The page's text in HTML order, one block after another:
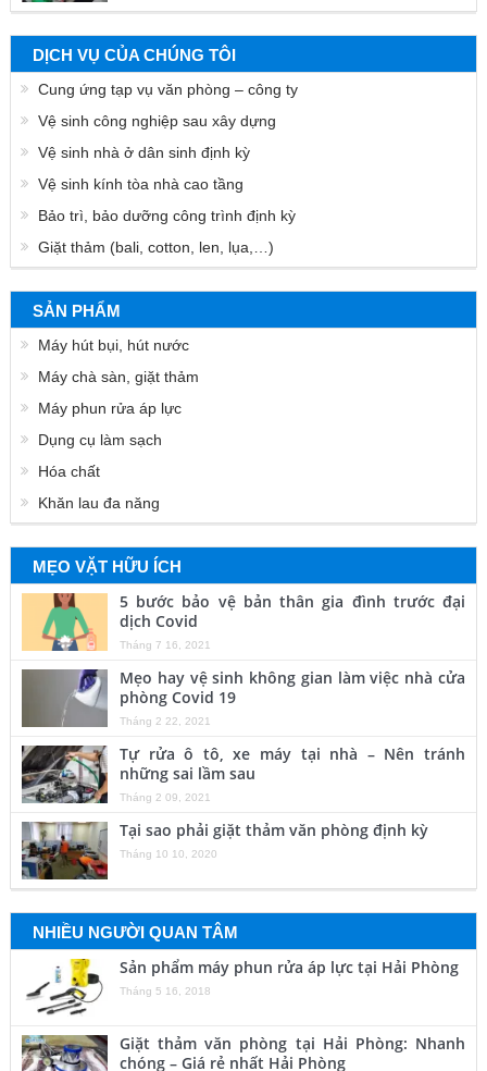
DỊCH VỤ CỦA CHÚNG TÔI
Cung ứng tạp vụ văn phòng – công ty
Vệ sinh công nghiệp sau xây dựng
Vệ sinh nhà ở dân sinh định kỳ
Vệ sinh kính tòa nhà cao tầng
Bảo trì, bảo dưỡng công trình định kỳ
Giặt thảm (bali, cotton, len, lụa,…)
SẢN PHẨM
Máy hút bụi, hút nước
Máy chà sàn, giặt thảm
Máy phun rửa áp lực
Dụng cụ làm sạch
Hóa chất
Khăn lau đa năng
MẸO VẶT HỮU ÍCH
5 bước bảo vệ bản thân gia đình trước đại
dịch Covid
Tháng 7 16, 2021
Mẹo hay vệ sinh không gian làm việc nhà cửa
phòng Covid 19
Tháng 2 22, 2021
Tự rửa ô tô, xe máy tại nhà – Nên tránh
những sai lầm sau
Tháng 2 09, 2021
Tại sao phải giặt thảm văn phòng định kỳ
Tháng 10 10, 2020
NHIỀU NGƯỜI QUAN TÂM
Sản phẩm máy phun rửa áp lực tại Hải Phòng
Tháng 5 16, 2018
Giặt thảm văn phòng tại Hải Phòng: Nhanh
chóng – Giá rẻ nhất Hải Phòng